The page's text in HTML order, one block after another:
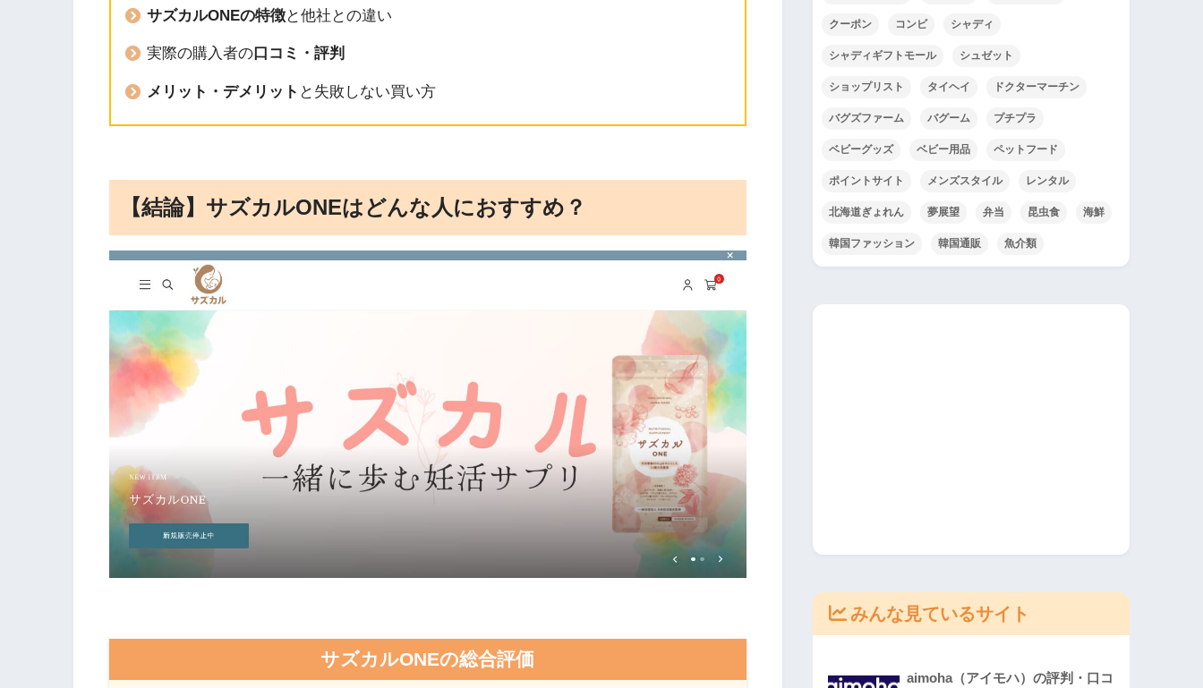
サズカルONEの特徴と他社との違い
実際の購入者の口コミ・評判
メリット・デメリット と失敗しない買い方
【結論】サズカルONEはどんな人におすすめ？
サズカルONEの総合評価
クーポン コンビ シャディ
シャディギフトモール シュゼット
ショップリスト タイヘイ ドクターマーチン
バグズファーム バグーム プチプラ
ベビーグッズ ベビー用品 ペットフード
ポイントサイト メンズスタイル レンタル
北海道ぎょれん 夢展望 弁当 昆虫食 海鮮
韓国ファッション 韓国通販 魚介類
みんな見ているサイト
aimoha（アイモハ）の評判・口コ